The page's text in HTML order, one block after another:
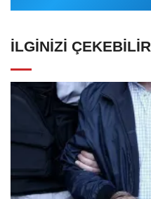
İLGINIZI ÇEKEBILIR